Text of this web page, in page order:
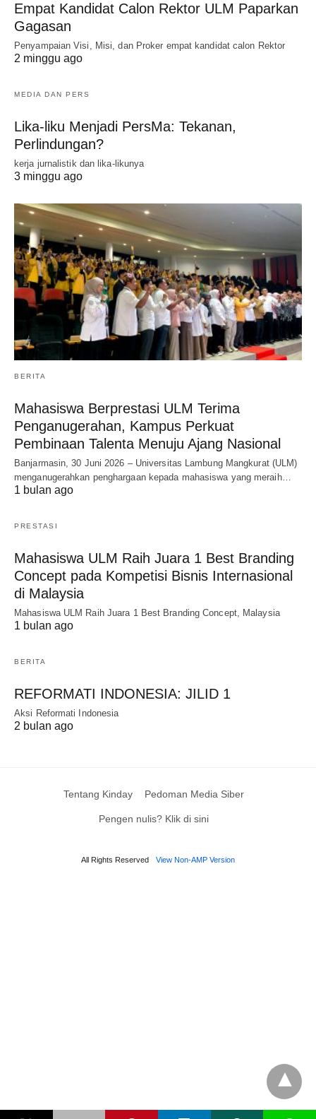
Empat Kandidat Calon Rektor ULM Paparkan
Gagasan
Penyampaian Visi, Misi, dan Proker empat kandidat calon Rektor
2 minggu ago
MEDIA DAN PERS
Lika-liku Menjadi PersMa: Tekanan,
Perlindungan?
kerja jurnalistik dan lika-likunya
3 minggu ago
BERITA
Mahasiswa Berprestasi ULM Terima
Penganugerahan, Kampus Perkuat
Pembinaan Talenta Menuju Ajang Nasional
Banjarmasin, 30 Juni 2026 – Universitas Lambung Mangkurat (ULM)
menganugerahkan penghargaan kepada mahasiswa yang meraih…
1 bulan ago
PRESTASI
Mahasiswa ULM Raih Juara 1 Best Branding
Concept pada Kompetisi Bisnis Internasional
di Malaysia
Mahasiswa ULM Raih Juara 1 Best Branding Concept, Malaysia
1 bulan ago
BERITA
REFORMATI INDONESIA: JILID 1
Aksi Reformati Indonesia
2 bulan ago
Tentang Kinday Pedoman Media Siber
Pengen nulis? Klik di sini
All Rights Reserved View Non-AMP Version